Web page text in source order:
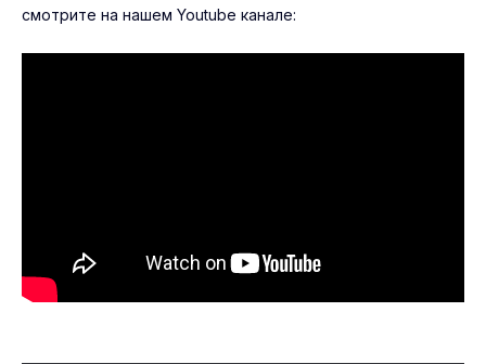
смотрите на нашем Youtube канале: